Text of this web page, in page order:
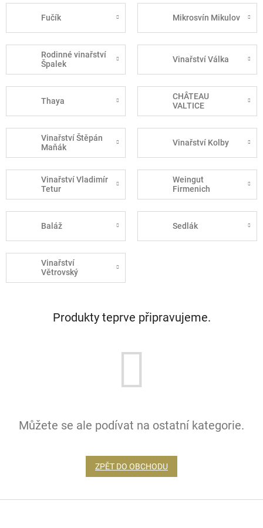
Fučík Mikrosvín Mikulov
Rodinné vinařství
Špalek
Vinařství Válka
Thaya
CHÂTEAU
VALTICE
Vinařství Štěpán
Maňák
Vinařství Kolby
Vinařství Vladimír
Tetur
Weingut
Firmenich
Baláž Sedlák
Vinařství
Větrovský
Produkty teprve připravujeme.
Můžete se ale podívat na ostatní kategorie.
ZPĚT DO OBCHODU